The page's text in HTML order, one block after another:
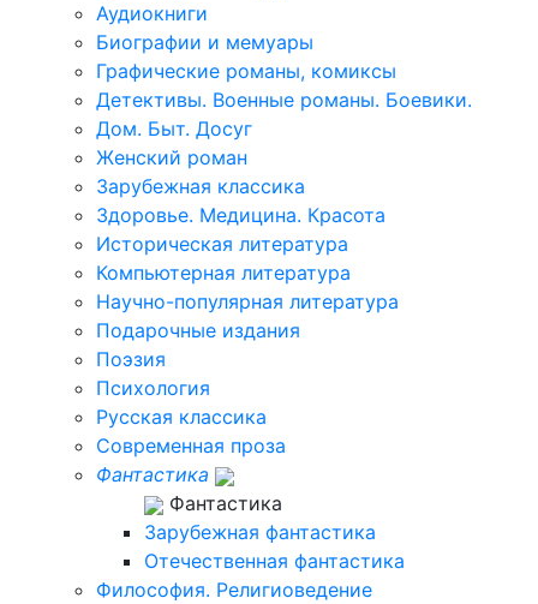
Аудиокниги
Биографии и мемуары
Графические романы, комиксы
Детективы. Военные романы. Боевики.
Дом. Быт. Досуг
Женский роман
Зарубежная классика
Здоровье. Медицина. Красота
Историческая литература
Компьютерная литература
Научно-популярная литература
Подарочные издания
Поэзия
Психология
Русская классика
Современная проза
Фантастика
Фантастика
Зарубежная фантастика
Отечественная фантастика
Философия. Религиоведение